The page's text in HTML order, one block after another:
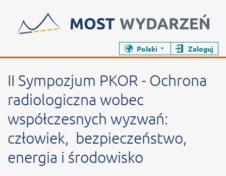
Polski Zaloguj
II Sympozjum PKOR - Ochrona
radiologiczna wobec
współczesnych wyzwań:
człowiek, bezpieczeństwo,
energia i środowisko